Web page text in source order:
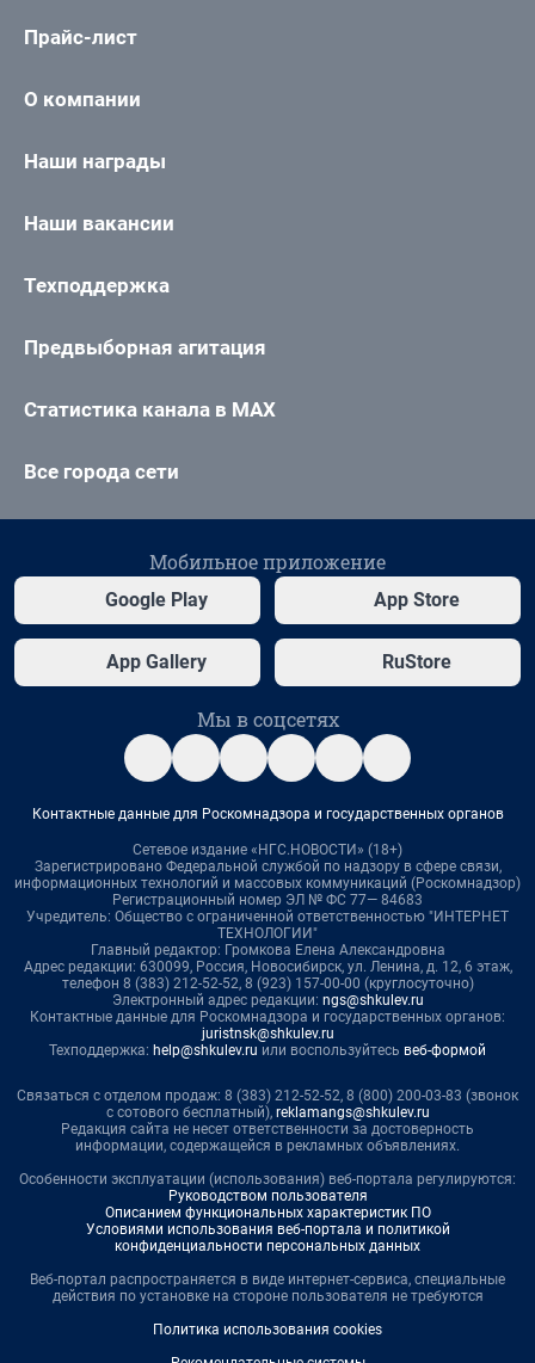
Прайс-лист
О компании
Наши награды
Наши вакансии
Техподдержка
Предвыборная агитация
Статистика канала в MAX
Все города сети
Мобильное приложение
Google Play App Store
App Gallery RuStore
Мы в соцсетях
Контактные данные для Роскомнадзора и государственных органов
Сетевое издание «НГС.НОВОСТИ» (18+)
Зарегистрировано Федеральной службой по надзору в сфере связи,
информационных технологий и массовых коммуникаций (Роскомнадзор)
Регистрационный номер ЭЛ № ФС 77— 84683
Учредитель: Общество с ограниченной ответственностью "ИНТЕРНЕТ
ТЕХНОЛОГИИ"
Главный редактор: Громкова Елена Александровна
Адрес редакции: 630099, Россия, Новосибирск, ул. Ленина, д. 12, 6 этаж,
телефон 8 (383) 212-52-52, 8 (923) 157-00-00 (круглосуточно)
Электронный адрес редакции: ngs@shkulev.ru
Контактные данные для Роскомнадзора и государственных органов:
juristnsk@shkulev.ru
Техподдержка: help@shkulev.ru или воспользуйтесь веб-формой
Связаться с отделом продаж: 8 (383) 212-52-52, 8 (800) 200-03-83 (звонок
с сотового бесплатный), reklamangs@shkulev.ru
Редакция сайта не несет ответственности за достоверность
информации, содержащейся в рекламных объявлениях.
Особенности эксплуатации (использования) веб-портала регулируются:
Руководством пользователя
Описанием функциональных характеристик ПО
Условиями использования веб-портала и политикой
конфиденциальности персональных данных
Веб-портал распространяется в виде интернет-сервиса, специальные
действия по установке на стороне пользователя не требуются
Политика использования cookies